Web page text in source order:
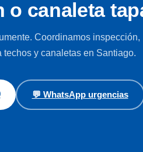
o canaleta
Coordinamos inspección,
y canaletas en Santiago.
💬 WhatsApp urgencias